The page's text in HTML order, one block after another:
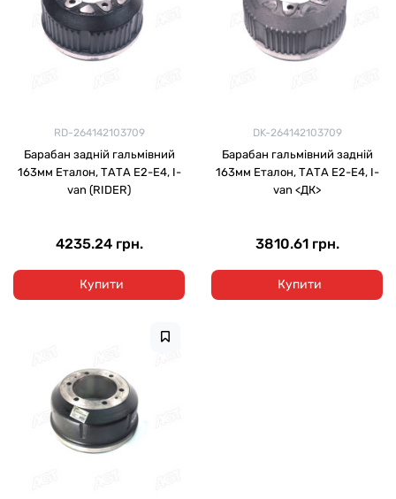
RD-264142103709
Барабан задній гальмівний
163мм Еталон, ТАТА Е2-Е4, I-
van (RIDER)
4235.24 грн.
Купити
DK-264142103709
Барабан гальмівний задній
163мм Еталон, ТАТА Е2-Е4, I-
van <ДК>
3810.61 грн.
Купити